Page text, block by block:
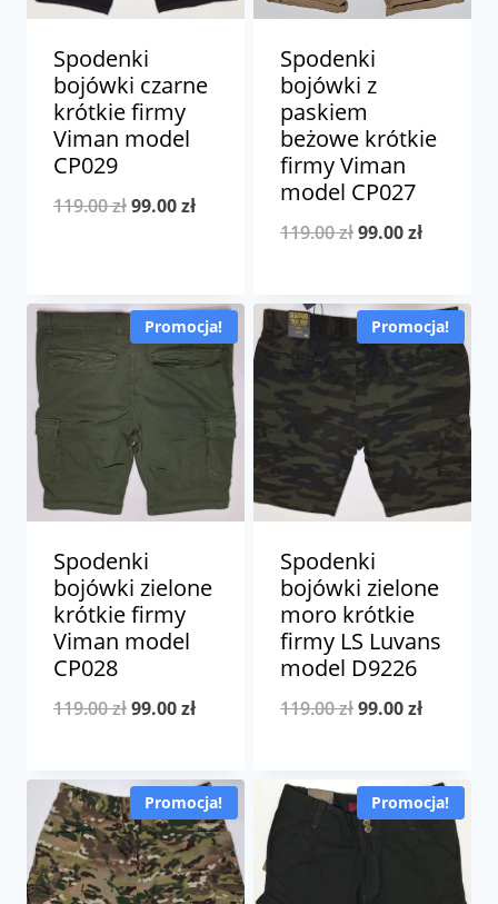
Spodenki
bojówki czarne
krótkie firmy
Viman model
CP029
119.00złPierwotna
119.00 zł.
99.00złAktualna
99.00 zł.
Spodenki
bojówki z
paskiem
beżowe krótkie
firmy Viman
model CP027
119.00złPierwotna
wynosiła:
119.00 zł.
99.00złAktualna
wynosi:
99.00 zł.
Promocja!
Spodenki
bojówki zielone
krótkie firmy
Viman model
CP028
119.00złPierwotna
wynosiła:
119.00 zł.
99.00złAktualna
wynosi:
99.00 zł.
Promocja!
Spodenki
bojówki zielone
moro krótkie
firmy LS Luvans
model D9226
119.00złPierwotna
wynosiła:
119.00 zł.
99.00złAktualna
wynosi:
99.00 zł.
Promocja! Promocja!